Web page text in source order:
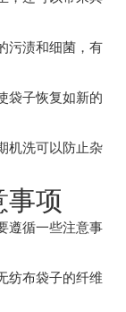
污渍和细菌，有
袋子恢复如新的
机洗可以防止杂
事项
遵循一些注意事
纺布袋子的纤维